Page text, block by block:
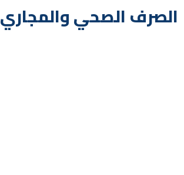
الصرف الصحي والمجاري